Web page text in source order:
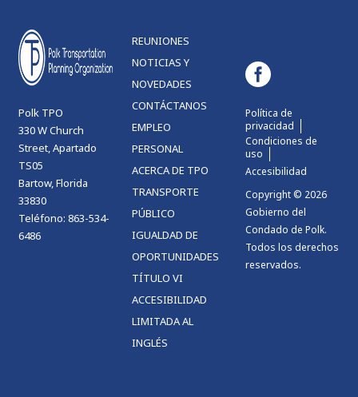
Polk TPO
330 W Church
Street, Apartado
TS05
Bartow, Florida
33830
Teléfono: 863-534-
6486
REUNIONES
NOTICIAS Y
NOVEDADES
CONTÁCTANOS
EMPLEO
PERSONAL
ACERCA DE TPO
TRANSPORTE
PÚBLICO
IGUALDAD DE
OPORTUNIDADES
TÍTULO VI
ACCESIBILIDAD
LIMITADA AL
INGLÉS
Política de
privacidad
Condiciones de
uso
Accesibilidad
Copyright © 2026
Gobierno del
Condado de Polk.
Todos los derechos
reservados.